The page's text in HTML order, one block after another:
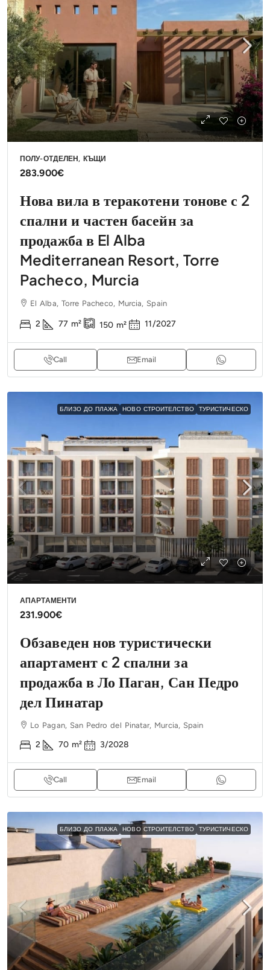
ПОЛУ-ОТДЕЛЕН, КЪЩИ
283.900€
Нова вила в теракотени тонове с 2
спални и частен басейн за
продажба в El Alba
Mediterranean Resort, Torre
Pacheco, Murcia
El Alba, Torre Pacheco, Murcia, Spain
2 77 m² 150 m² 11/2027
Call Email
БЛИЗО ДО ПЛАЖА НОВО СТРОИТЕЛСТВО ТУРИСТИЧЕСКО
АПАРТАМЕНТИ
231.900€
Обзаведен нов туристически
апартамент с 2 спални за
продажба в Ло Паган, Сан Педро
дел Пинатар
Lo Pagan, San Pedro del Pinatar, Murcia, Spain
2 70 m² 3/2028
Call Email
БЛИЗО ДО ПЛАЖА НОВО СТРОИТЕЛСТВО ТУРИСТИЧЕСКО